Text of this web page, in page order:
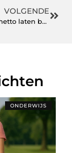
VOLGENDE
Nu Een pochetto laten bedrukken?
ONDERWIJS